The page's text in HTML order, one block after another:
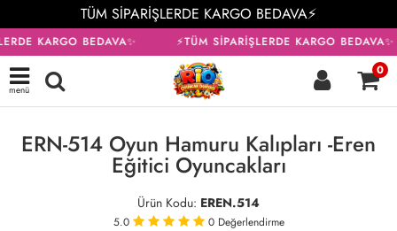
TÜM SİPARİŞLERDE KARGO BEDAVA⚡
KARGO BEDAVA✨ ⚡TÜM SİPARİŞLERDE KARGO BEDAVA✨
menü
0
ERN-514 Oyun Hamuru Kalıpları -Eren
Eğitici Oyuncakları
Ürün Kodu: EREN.514
5.0 0 Değerlendirme